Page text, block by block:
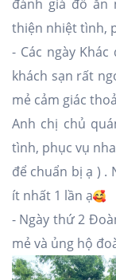
đánh giá đồ ăn
thiện nhiệt tình,
- Các ngày
khách sạn rất
mẻ cảm giác
Anh chị chủ
tình, phục vụ
để chuẩn bị ạ ) .
ít nhất 1 lần ạ
- Ngày thứ 2
mẻ và ủng hộ